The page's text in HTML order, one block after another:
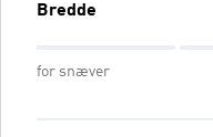
Bredde
for snæver